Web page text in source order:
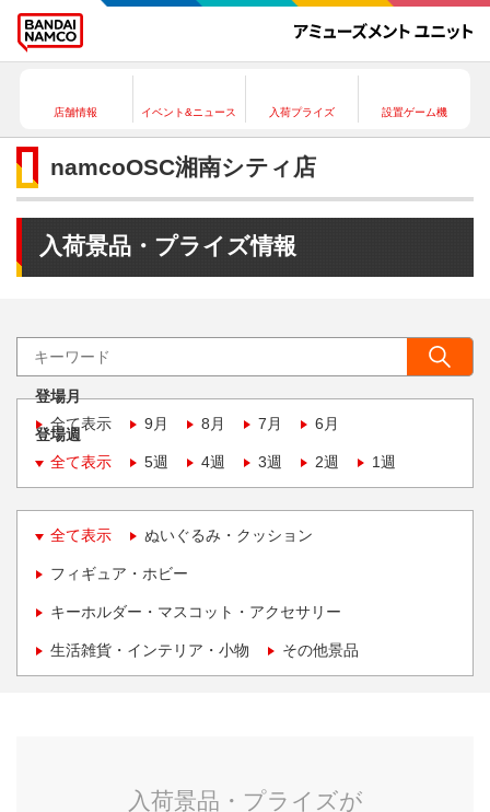
店舗情報 イベント&ニュース 入荷プライズ 設置ゲーム機
namcoOSC湘南シティ店
入荷景品・プライズ情報
登場月
全て表示
9月 8月 7月 6月
登場週
全て表示
5週 4週 3週 2週 1週
全て表示 ぬいぐるみ・クッション
フィギュア・ホビー
キーホルダー・マスコット・アクセサリー
生活雑貨・インテリア・小物 その他景品